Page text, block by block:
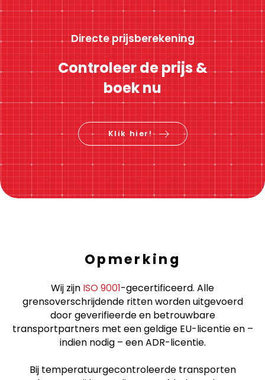
Directe prijsberekening
Controleer de prijs &
boek nu
Klik hier!
Opmerking
Wij zijn ISO 9001-gecertificeerd. Alle
grensoverschrijdende ritten worden uitgevoerd
door geverifieerde en betrouwbare
transportpartners met een geldige EU-licentie en –
indien nodig – een ADR-licentie.
Bij temperatuurgecontroleerde transporten